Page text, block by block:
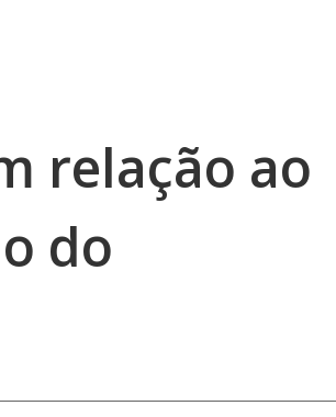
relação ao
do